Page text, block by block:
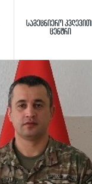
ძიება
Toggle search
ᲡᲐᲛᲔᲪᲜᲘᲔᲠᲝ
ᲪᲔᲜᲢᲠᲘ